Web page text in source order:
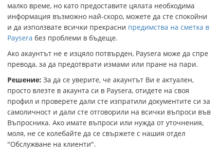
малко време, но като предоставите цялата необходима
информация възможно най-скоро, можете да сте спокойни
и да използвате всички прекрасни предимства на сметка в
Paysera без проблеми в бъдеще.
Ако акаунтът не е изцяло потвърден, Paysera може да спре
превода, за да предотврати измами или пране на пари.
Решение: За да се уверите, че акаунтът Ви е актуален,
просто влезте в акаунта си в Paysera, отидете на своя
профил и проверете дали сте изпратили документите си за
самоличност и дали сте отговорили на всички въпроси във
Въпросника. Ако имате въпроси или нужда от уточнения,
моля, не се колебайте да се свържете с нашия отдел
"Обслужване на клиенти".